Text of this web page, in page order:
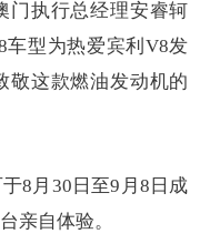
门执行总经理安睿轲
车型为热爱宾利V8发
敬这款燃油发动机的
8月30日至9月8日成
亲自体验。